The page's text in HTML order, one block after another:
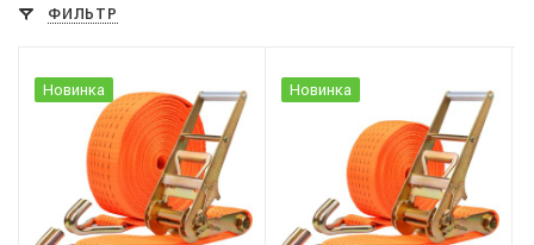
ФИЛЬТР
Новинка Новинка